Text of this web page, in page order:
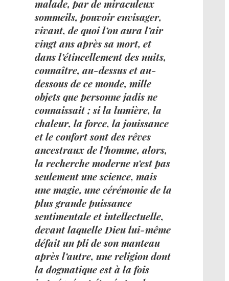
malade, par de miraculeux
sommeils, pouvoir envisager,
vivant, de quoi l’on aura l’air
vingt ans après sa mort, et
dans l’étincellement des nuits,
connaître, au-dessus et au-
dessous de ce monde, mille
objets que personne jadis ne
connaissait ; si la lumière, la
chaleur, la force, la jouissance
et le confort sont des rêves
ancestraux de l’homme, alors,
la recherche moderne n’est pas
seulement une science, mais
une magie, une cérémonie de la
plus grande puissance
sentimentale et intellectuelle,
devant laquelle Dieu lui-même
défait un pli de son manteau
après l’autre, une religion dont
la dogmatique est à la fois